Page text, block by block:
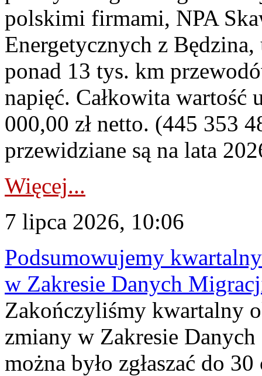
polskimi firmami, NPA
Energetycznych z
ponad 13 tys. km
napięć. Całkowita
000,00 zł netto. (445 353
przewidziane są na lata
Więcej...
7 lipca 2026, 10:06
Podsumowujemy
w Zakresie Danych
Zakończyliśmy kwartalny
zmiany w Zakresie
można było zgłaszać do